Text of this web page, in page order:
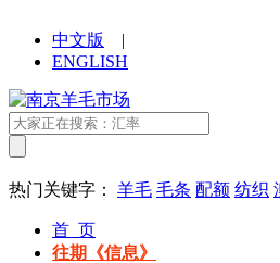
中文版
|
ENGLISH
热门关键字： 羊毛 毛条 配额 纺织
首 页
往期《信息》